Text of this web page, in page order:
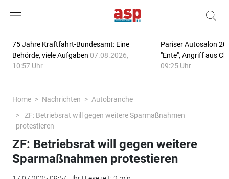
75 Jahre Kraftfahrt-Bundesamt: Eine
Behörde, viele Aufgaben 07.08.2026,
10:57 Uhr
Pariser Autosalon
"Ente", Angriff aus
09:25 Uhr
Home Nachrichten
Autobranche
ZF: Betriebsrat will gegen weitere Sparmaßnahmen
protestieren
ZF: Betriebsrat will gegen weitere
Sparmaßnahmen protestieren